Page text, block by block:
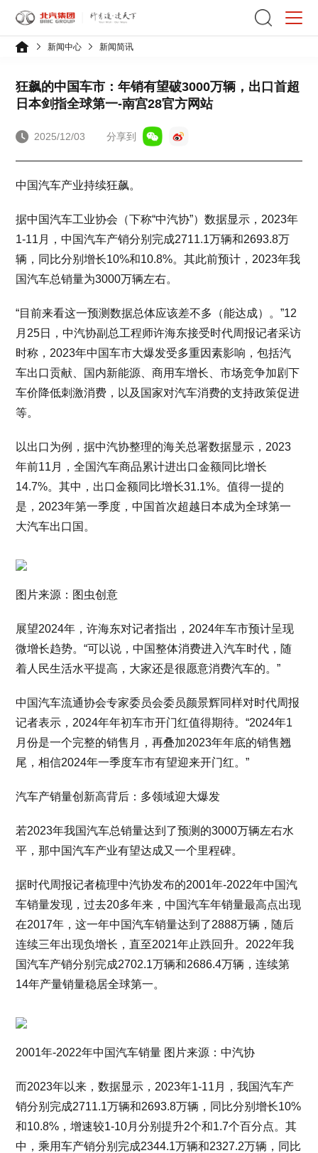
新闻中心 新闻简讯
狂飙的中国车市：年销有望破3000万辆，出口首超
日本剑指全球第一-南宫28官方网站
2025/12/03 分享到
中国汽车产业持续狂飙。
据中国汽车工业协会（下称“中汽协”）数据显示，2023年
1-11月，中国汽车产销分别完成2711.1万辆和2693.8万
辆，同比分别增长10%和10.8%。其此前预计，2023年我
国汽车总销量为3000万辆左右。
“目前来看这一预测数据总体应该差不多（能达成）。”12
月25日，中汽协副总工程师许海东接受时代周报记者采访
时称，2023年中国车市大爆发受多重因素影响，包括汽
车出口贡献、国内新能源、商用车增长、市场竞争加剧下
车价降低刺激消费，以及国家对汽车消费的支持政策促进
等。
以出口为例，据中汽协整理的海关总署数据显示，2023
年前11月，全国汽车商品累计进出口金额同比增长
14.7%。其中，出口金额同比增长31.1%。值得一提的
是，2023年第一季度，中国首次超越日本成为全球第一
大汽车出口国。
图片来源：图虫创意
展望2024年，许海东对记者指出，2024年车市预计呈现
微增长趋势。“可以说，中国整体消费进入汽车时代，随
着人民生活水平提高，大家还是很愿意消费汽车的。”
中国汽车流通协会专家委员会委员颜景辉同样对时代周报
记者表示，2024年年初车市开门红值得期待。“2024年1
月份是一个完整的销售月，再叠加2023年年底的销售翘
尾，相信2024年一季度车市有望迎来开门红。”
汽车产销量创新高背后：多领域迎大爆发
若2023年我国汽车总销量达到了预测的3000万辆左右水
平，那中国汽车产业有望达成又一个里程碑。
据时代周报记者梳理中汽协发布的2001年-2022年中国汽
车销量发现，过去20多年来，中国汽车年销量最高点出现
在2017年，这一年中国汽车销量达到了2888万辆，随后
连续三年出现负增长，直至2021年止跌回升。2022年我
国汽车产销分别完成2702.1万辆和2686.4万辆，连续第
14年产量销量稳居全球第一。
2001年-2022年中国汽车销量 图片来源：中汽协
而2023年以来，数据显示，2023年1-11月，我国汽车产
销分别完成2711.1万辆和2693.8万辆，同比分别增长10%
和10.8%，增速较1-10月分别提升2个和1.7个百分点。其
中，乘用车产销分别完成2344.1万辆和2327.2万辆，同比